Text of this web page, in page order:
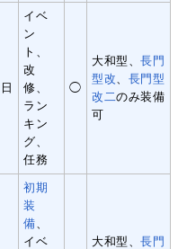
日
イベ
ン
ト、
改
修、
ラン
キン
グ、
任務
◯
大和型、長門
型改
長門型
改二のみ装備
可
初期
装
備
イベ
大和型、長門